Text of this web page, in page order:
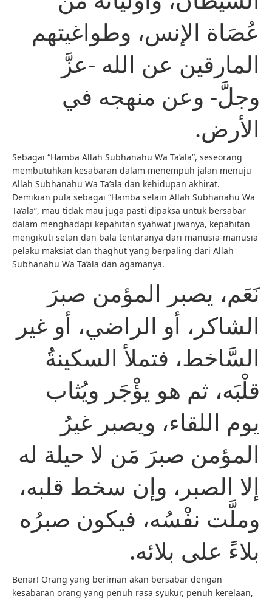
عُصَاة الإنس، وطواغيتهم
المارقين عن الله -عزَّ
وجلَّ- وعن منهجه في
الأرض.
Sebagai “Hamba Allah Subhanahu Wa Ta’ala”, seseorang
membutuhkan kesabaran dalam menempuh jalan menuju
Allah Subhanahu Wa Ta’ala dan kehidupan akhirat.
Demikian pula sebagai “Hamba selain Allah Subhanahu Wa
Ta’ala”, mau tidak mau juga pasti dipaksa untuk bersabar
dalam menghadapi kepahitan syahwat jiwanya, kepahitan
mengikuti setan dan bala tentaranya dari manusia-manusia
pelaku maksiat dan thaghut yang berpaling dari Allah
Subhanahu Wa Ta’ala dan agamanya.
نَعَم، يصبر المؤمن صبرَ
الشاكر، أو الراضي، أو غير
السَّاخط، فتملأ السكينةُ
قلْبَه، ثم هو يؤْجَر ويُثاب
يوم اللقاء، ويصبر غيرُ
المؤمن صبرَ مَن لا حيلة له
إلا الصبر، وإن سخط قلبه،
وملَّت نفْسُه، فيكون صبرُه
بلاءً على بلائه.
Benar! Orang yang beriman akan bersabar dengan
kesabaran orang yang penuh rasa syukur, penuh kerelaan,